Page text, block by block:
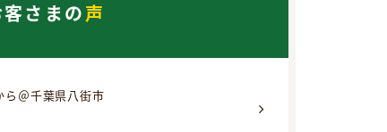
客さまの声
ら＠千葉県八街市